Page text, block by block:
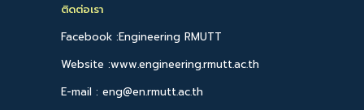
ติดต่อเรา
Facebook :Engineering RMUTT
Website :www.engineering.rmutt.ac.th
E-mail : eng@en.rmutt.ac.th